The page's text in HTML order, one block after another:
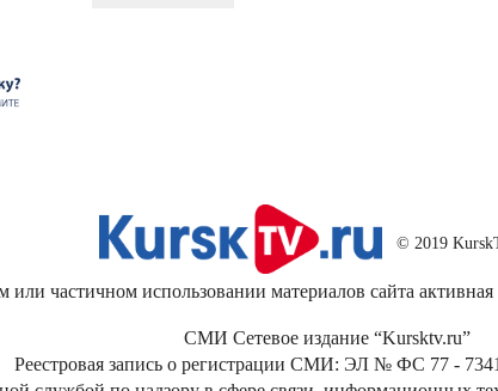
© 2019
частичном использовании материалов сайта активная
СМИ Сетевое издание “Kursktv.ru”
Реестровая запись о регистрации СМИ: ЭЛ № ФС 77 -